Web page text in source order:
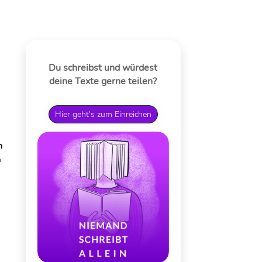
Du schreibst und würdest
deine Texte gerne teilen?
Hier geht's zum Einreichen